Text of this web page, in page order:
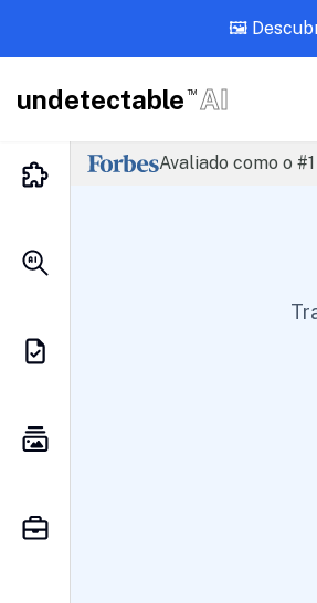
🖼️
undetectable TM AI
Avaliado como o